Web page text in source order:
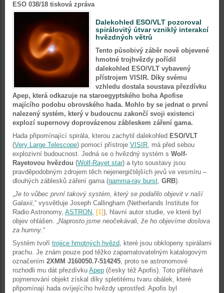
ESO 038/18 tisková zpráva
Dalekohled ESO/VLT pozoroval
spirálovitý útvar vzniklý interakcí
hvězdných větrů
Tento působivý záběr nově objevené
hmotné trojhvězdy pořídil
dalekohled ESO/VLT vybavený
přístrojem VISIR. Díky svému
vzhledu dostala soustava přezdívku
Apep, která odkazuje na staroegyptského boha Apofise
majícího podobu obrovského hada. Mohlo by se jednat o první
nalezený systém, který v budoucnu zakončí svoji existenci
explozí supernovy doprovázenou zábleskem záření gama.
Hada připomínající spirála, kterou zachytil dalekohled ESO/VLT
(Very Large Telescope) pomocí přístroje VISIR, má před sebou
explozivní budoucnost. Jedná se o hvězdný systém s Wolf-
Rayetovou hvězdou (Wolf-Rayet star) a tyto soustavy jsou
pravděpodobným zdrojem těch nejenergičtějších jevů ve vesmíru –
dlouhých záblesků záření gama (gamma-ray burst, GRB).
„Je to vůbec první takový systém, který se podařilo objevit v naší
Galaxii,“ vysvětluje Joseph Callingham (Netherlands Institute for
Radio Astronomy, ASTRON, [1]), hlavní autor studie, ve které byl
objev ohlášen. „Naprosto jsme neočekávali, že ho objevíme doslova
za humny.“
Systém tvoří trojice hmotných hvězd, které jsou obklopeny spirálami
prachu. Je znám pouze pod těžko zapamatovatelným katalogovým
označením 2XMM J160050.7-514245, proto se astronomové
rozhodli mu dát přezdívku Apep (česky též Apofis). Toto přiléhavé
pojmenování objekt získal díky spletitému tvaru obálek, které
připomínají hada ovíjejícího hvězdy uprostřed. Apofis byl